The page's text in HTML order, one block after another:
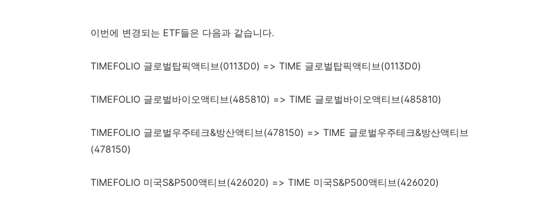
이번에 변경되는 ETF들은 다음과 같습니다.
TIMEFOLIO 글로벌탑픽액티브(0113D0) => TIME 글로벌탑픽액티브(0113D0)
TIMEFOLIO 글로벌바이오액티브(485810) => TIME 글로벌바이오액티브(485810)
TIMEFOLIO 글로벌우주테크&방산액티브(478150) => TIME 글로벌우주테크&방산액티브
(478150)
TIMEFOLIO 미국S&P500액티브(426020) => TIME 미국S&P500액티브(426020)